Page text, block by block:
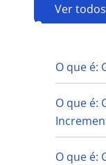
Ver todos
G
O que é:
O que é:
O que é: